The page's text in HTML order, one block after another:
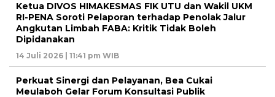
Ketua DIVOS HIMAKESMAS FIK UTU dan Wakil UKM
RI-PENA Soroti Pelaporan terhadap Penolak Jalur
Angkutan Limbah FABA: Kritik Tidak Boleh
Dipidanakan
14 Juli 2026 | 11:41 pm WIB
Perkuat Sinergi dan Pelayanan, Bea Cukai
Meulaboh Gelar Forum Konsultasi Publik